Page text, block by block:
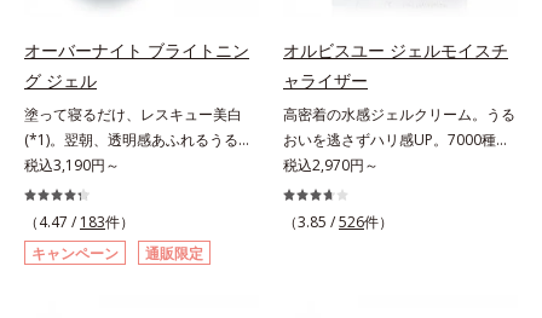
オーバーナイト ブライトニン
グ ジェル
塗って寝るだけ、レスキュー美白
(*1)。翌朝、透明感あふれるうるぷ
る肌を叶える、お守り涼感ジェルパ
ック。紫外線を浴びた日の夜は、ひ
んやり気持ちいいジェルでお肌をレ
スキュー！ メラニンの産生指令が
活発になる夜の肌環境に着目して、
税込3,190円～
（4.47 / 183件）
キャンペーン
通販限定
オルビスユー ジェルモイスチ
ャライザー
高密着の水感ジェルクリーム。うる
おいを逃さずハリ感UP。7000種を
超える成分から厳選し、「うるおい
の質(*1)」に着目した初期エイジン
グケア(*2)シリーズオルビスユーは
税込2,970円～
（3.85 /526件）